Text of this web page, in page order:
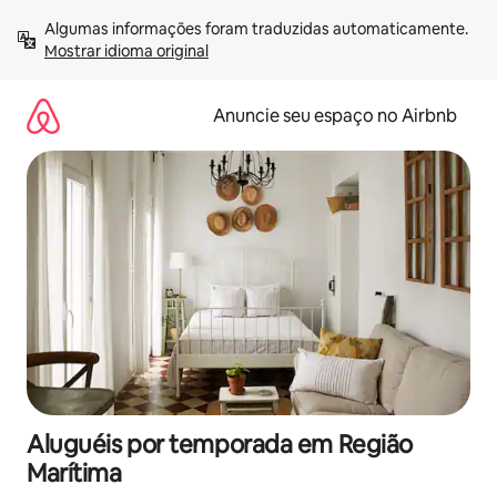
para
Mostrar idioma original
Anuncie seu espaço no Airbnb
Aluguéis por temporada em Região
Marítima